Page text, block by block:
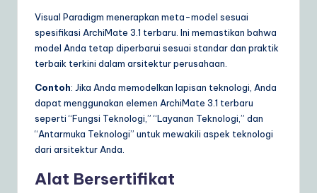
Visual Paradigm menerapkan meta-model sesuai
spesifikasi ArchiMate 3.1 terbaru. Ini memastikan bahwa
model Anda tetap diperbarui sesuai standar dan praktik
terbaik terkini dalam arsitektur perusahaan.
Contoh: Jika Anda memodelkan lapisan teknologi, Anda
dapat menggunakan elemen ArchiMate 3.1 terbaru
seperti “Fungsi Teknologi,” “Layanan Teknologi,” dan
“Antarmuka Teknologi” untuk mewakili aspek teknologi
dari arsitektur Anda.
Alat Bersertifikat